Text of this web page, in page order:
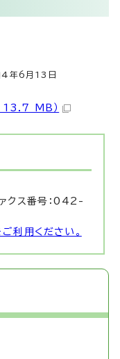
年6月13日
13.7 MB）
ス番号：042-
利用ください。